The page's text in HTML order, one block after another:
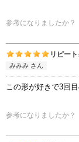
参考になりましたか？
リピート
みみみ さん
この形が好きで3回
参考になりましたか？